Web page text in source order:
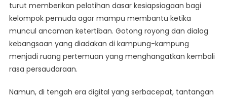
turut memberikan pelatihan dasar kesiapsiagaan bagi
kelompok pemuda agar mampu membantu ketika
muncul ancaman ketertiban. Gotong royong dan dialog
kebangsaan yang diadakan di kampung-kampung
menjadi ruang pertemuan yang menghangatkan kembali
rasa persaudaraan.
Namun, di tengah era digital yang serbacepat, tantangan